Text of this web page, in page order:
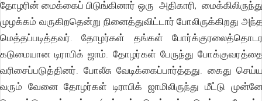
தோழரின் மைக்கைப் பிடுங்கினார் ஒரு அதிகாரி,
முழக்கம் வருகிறதென்று நினைத்துவிட்டார் போலிருக்கிறது
மெத்தப்படித்தவர். தோழர்கள் தங்கள்
கடுமையான டிராபிக் ஜாம். தோழர்கள் பேருந்து
வரிசைப்படுத்தினர். போலீசு வேடிக்கைப்பார்த்தது. கைது
வரும் வேனை தோழர்கள் டிராபிக் ஜாமிலிருந்து மீட்டு